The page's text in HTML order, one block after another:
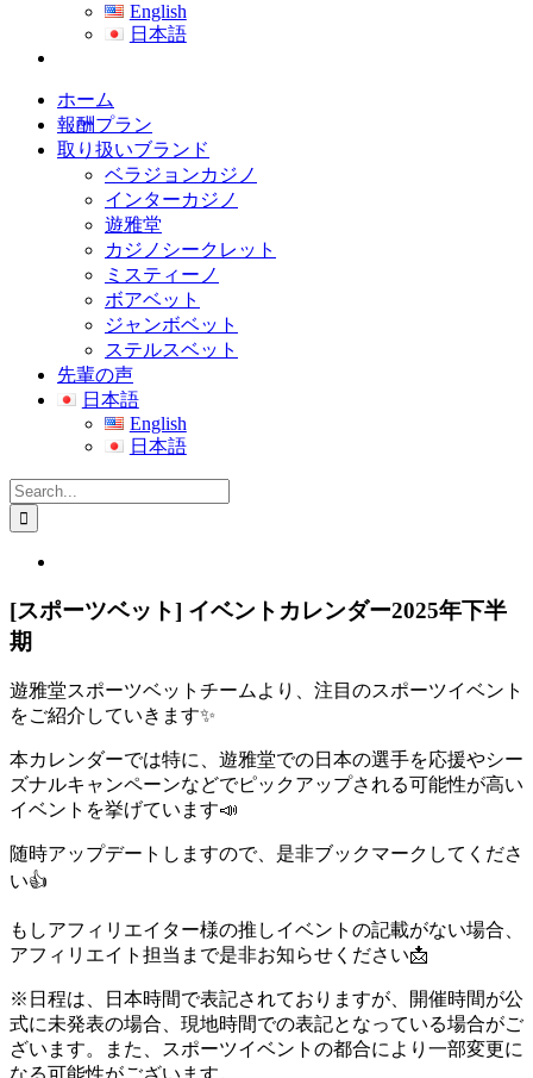
English
日本語
ホーム
報酬プラン
取り扱いブランド
ベラジョンカジノ
インターカジノ
遊雅堂
カジノシークレット
ミスティーノ
ボアベット
ジャンボベット
ステルスベット
先輩の声
日本語
English
日本語
Search
for:
Image
[スポーツベット] イベントカレンダー2025年下半
期
遊雅堂スポーツベットチームより、注目のスポーツイベント
をご紹介していきます✨
本カレンダーでは特に、遊雅堂での日本の選手を応援やシー
ズナルキャンペーンなどでピックアップされる可能性が高い
イベントを挙げています📣
随時アップデートしますので、是非ブックマークしてくださ
い👍
もしアフィリエイター様の推しイベントの記載がない場合、
アフィリエイト担当まで是非お知らせください📩
※日程は、日本時間で表記されておりますが、開催時間が公
式に未発表の場合、現地時間での表記となっている場合がご
ざいます。また、スポーツイベントの都合により⼀部変更に